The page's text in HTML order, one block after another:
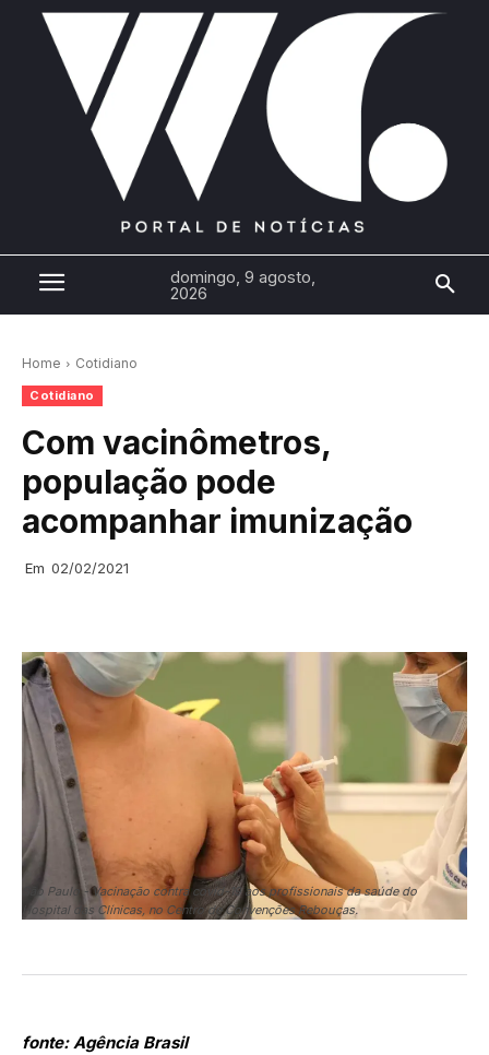
domingo, 9 agosto,
2026
Home Cotidiano
Cotidiano
Com vacinômetros,
população pode
acompanhar imunização
Em 02/02/2021
São Paulo - Vacinação contra covid-19 aos profissionais da saúde do
Hospital das Clínicas, no Centro de Convenções Rebouças.
fonte: Agência Brasil